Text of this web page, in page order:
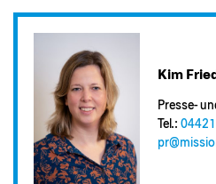
Kim
Presse-
Tel.: